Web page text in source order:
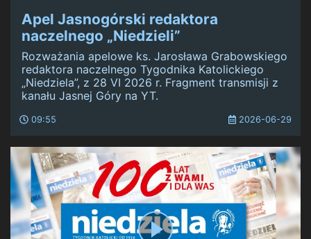
Apel Jasnogórski redaktora
naczelnego „Niedzieli”
Rozważania apelowe ks. Jarosława Grabowskiego
redaktora naczelnego Tygodnika Katolickiego
„Niedziela”, z 28 VI 2026 r. Fragment transmisji z
kanału Jasnej Góry na YT.
09:55 2026-06-29